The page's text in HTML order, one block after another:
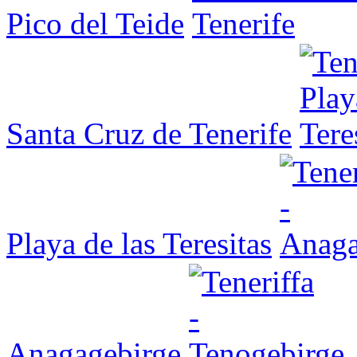
Pico del Teide
Santa Cruz de Tenerife
Playa de las Teresitas